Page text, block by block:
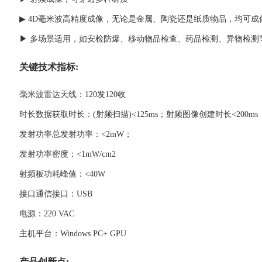
▶ 4D毫米波高精度成像，无论是金属、陶瓷还是纸质物品，均可成
▶ 多场景适用，如安检防爆、移动物品检查、药品检测、异物检测
关键技术指标:
毫米波雷达天线：120发120收
时长数据获取时长：(射频扫描)<125ms；射频图像创建时长<200ms
发射功率总发射功率：<2mW；
发射功率密度：<1mW/cm2
射频板功耗峰值：<40W
接口通信接口：USB
电源：220 VAC
主机平台：Windows PC+ GPU